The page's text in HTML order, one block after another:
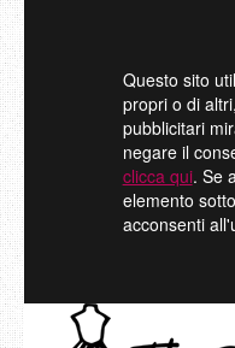
Questo sito
propri o di
pubblicitari
negare il
clicca qui. Se
elemento
acconsenti